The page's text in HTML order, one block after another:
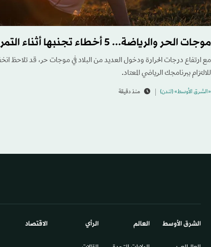
موجات الحر والرياضة... 5 أخطاء تجنبها أثناء التمرين
مع ارتفاع درجات الحرارة ودخول العديد من البلاد في موجات حر، قد تلاحظ
للالتزام ببرنامجك الرياضي المعتاد.
«الشرق الأوسط» (لندن) منذ دقيقة
الشرق الأوسط​ العالم الرأي الاقتصاد